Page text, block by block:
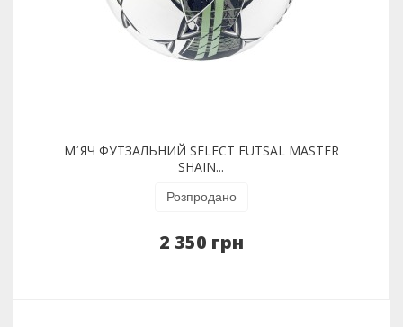
М᾽ЯЧ ФУТЗАЛЬНИЙ SELECT FUTSAL MASTER
SHAIN...
Розпродано
2 350 грн